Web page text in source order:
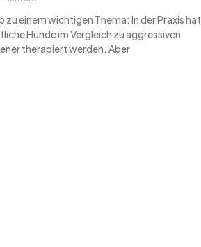
einem wichtigen Thema: In der Praxis hat
Hunde im Vergleich zu aggressiven
therapiert werden. Aber